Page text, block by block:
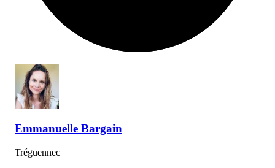
Emmanuelle Bargain
Tréguennec